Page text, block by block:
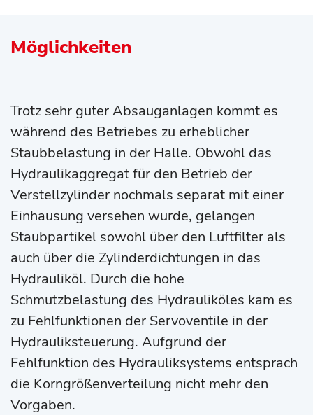
Möglichkeiten
Trotz sehr guter Absauganlagen kommt es
während des Betriebes zu erheblicher
Staubbelastung in der Halle. Obwohl das
Hydraulikaggregat für den Betrieb der
Verstellzylinder nochmals separat mit einer
Einhausung versehen wurde, gelangen
Staubpartikel sowohl über den Luftfilter als
auch über die Zylinderdichtungen in das
Hydrauliköl. Durch die hohe
Schmutzbelastung des Hydrauliköles kam es
zu Fehlfunktionen der Servoventile in der
Hydrauliksteuerung. Aufgrund der
Fehlfunktion des Hydrauliksystems entsprach
die Korngrößenverteilung nicht mehr den
Vorgaben.